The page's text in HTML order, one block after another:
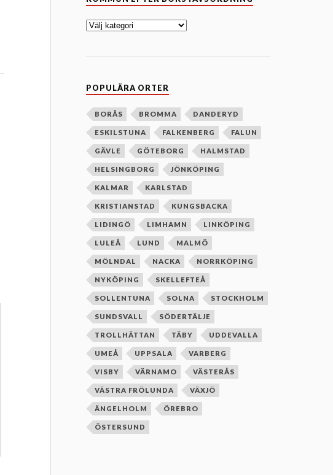
e
k
s
n
POPULÄRA ORTER
BORÅS BROMMA DANDERYD
ESKILSTUNA FALKENBERG FALUN
GÄVLE GÖTEBORG HALMSTAD
HELSINGBORG JÖNKÖPING
KALMAR KARLSTAD
KRISTIANSTAD KUNGSBACKA
LIDINGÖ LIMHAMN LINKÖPING
LULEÅ LUND MALMÖ
MÖLNDAL NACKA NORRKÖPING
NYKÖPING SKELLEFTEÅ
SOLLENTUNA SOLNA STOCKHOLM
SUNDSVALL SÖDERTÄLJE
TROLLHÄTTAN TÄBY UDDEVALLA
UMEÅ UPPSALA VARBERG
VISBY VÄRNAMO VÄSTERÅS
VÄSTRA FRÖLUNDA VÄXJÖ
ÄNGELHOLM ÖREBRO
ÖSTERSUND